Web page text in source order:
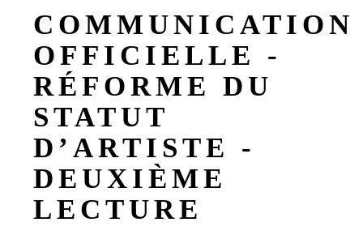
COMMUNICATION
OFFICIELLE -
RÉFORME DU
STATUT
D’ARTISTE -
DEUXIÈME
LECTURE